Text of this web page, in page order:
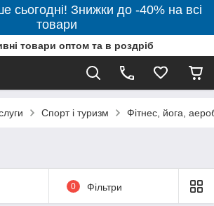
сьогодні! Знижки до -40% на всі
товари
товари оптом та в роздріб
Спорт і туризм Фітнес, йога,
0 Фільтри